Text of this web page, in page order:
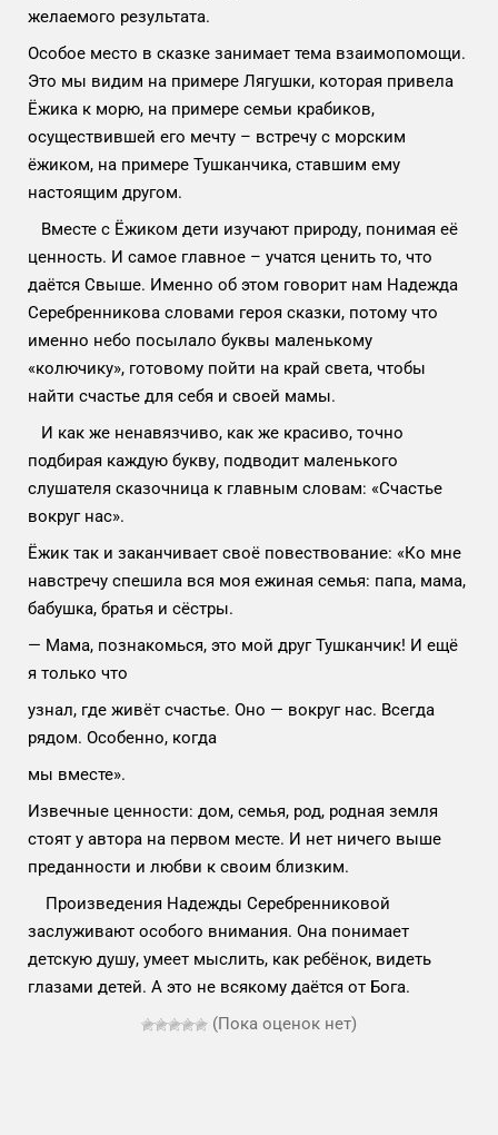
желаемого результата.
Особое место в сказке занимает тема взаимопомощи.
Это мы видим на примере Лягушки, которая привела
Ёжика к морю, на примере семьи крабиков,
осуществившей его мечту – встречу с морским
ёжиком, на примере Тушканчика, ставшим ему
настоящим другом.
Вместе с Ёжиком дети изучают природу, понимая её
ценность. И самое главное – учатся ценить то, что
даётся Свыше. Именно об этом говорит нам Надежда
Серебренникова словами героя сказки, потому что
именно небо посылало буквы маленькому
«колючику», готовому пойти на край света, чтобы
найти счастье для себя и своей мамы.
И как же ненавязчиво, как же красиво, точно
подбирая каждую букву, подводит маленького
слушателя сказочница к главным словам: «Счастье
вокруг нас».
Ёжик так и заканчивает своё повествование: «Ко мне
навстречу спешила вся моя ежиная семья: папа, мама,
бабушка, братья и сёстры.
— Мама, познакомься, это мой друг Тушканчик! И ещё
я только что
узнал, где живёт счастье. Оно — вокруг нас. Всегда
рядом. Особенно, когда
мы вместе».
Извечные ценности: дом, семья, род, родная земля
стоят у автора на первом месте. И нет ничего выше
преданности и любви к своим близким.
Произведения Надежды Серебренниковой
заслуживают особого внимания. Она понимает
детскую душу, умеет мыслить, как ребёнок, видеть
глазами детей. А это не всякому даётся от Бога.
(Пока оценок нет)